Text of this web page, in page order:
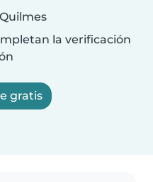
la verificación
gratis